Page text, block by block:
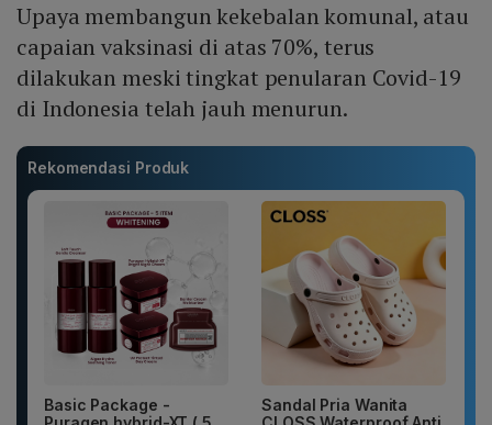
Upaya membangun kekebalan komunal, atau
capaian vaksinasi di atas 70%, terus
dilakukan meski tingkat penularan Covid-19
di Indonesia telah jauh menurun.
Rekomendasi Produk
Basic Package -
Sandal Pria Wanita